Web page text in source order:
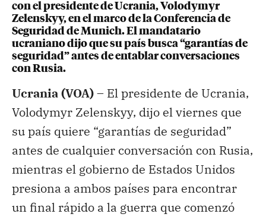
con el presidente de Ucrania, Volodymyr
Zelenskyy, en el marco de la Conferencia de
Seguridad de Munich. El mandatario
ucraniano dijo que su país busca “garantías de
seguridad” antes de entablar conversaciones
con Rusia.
Ucrania (VOA) – El presidente de Ucrania,
Volodymyr Zelenskyy, dijo el viernes que
su país quiere “garantías de seguridad”
antes de cualquier conversación con Rusia,
mientras el gobierno de Estados Unidos
presiona a ambos países para encontrar
un final rápido a la guerra que comenzó